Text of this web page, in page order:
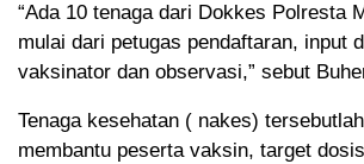
“Ada 10 tenaga dari Dokkes Polresta
mulai dari petugas pendaftaran, input
vaksinator dan observasi,” sebut
Tenaga kesehatan ( nakes)
membantu peserta vaksin, target